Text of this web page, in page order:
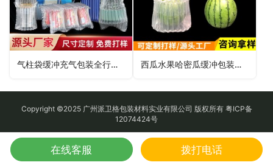
气柱袋缓冲充气包装全行业解决方案 西瓜水果哈密瓜缓冲包装气柱袋
Copyright ©2025 广州派卫格包装材料实业有限公司 版权所有 粤ICP备
12074424号
在线客服 拨打电话